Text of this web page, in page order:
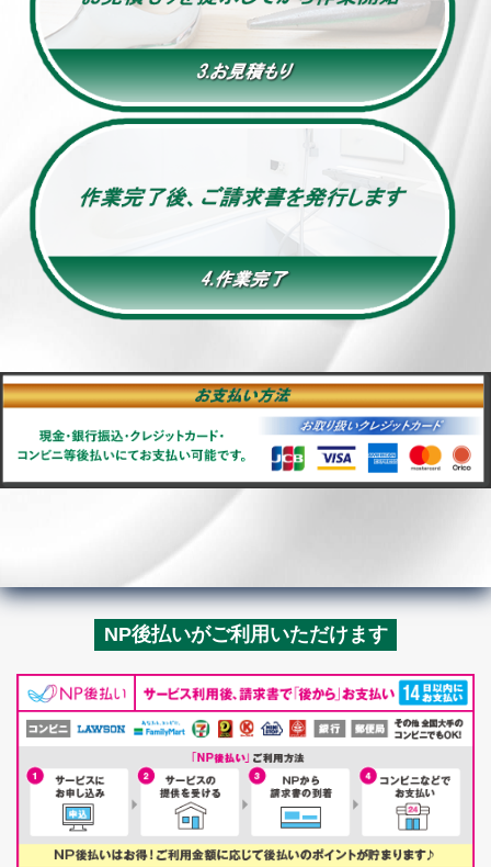
NP後払いがご利用いただけます